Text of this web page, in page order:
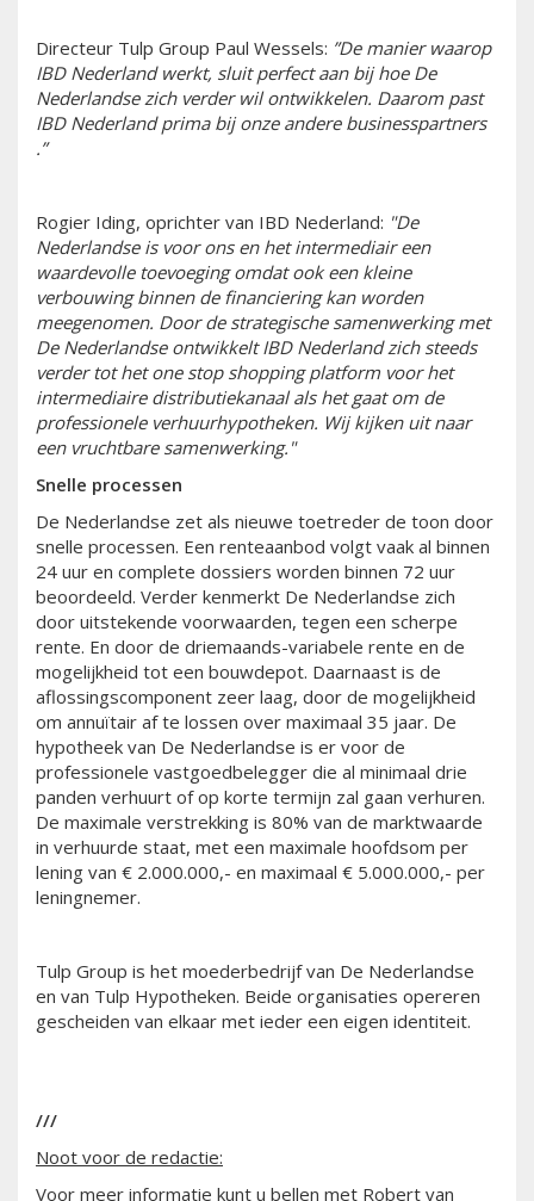
Directeur Tulp Group Paul Wessels: ”De manier waarop
IBD Nederland werkt, sluit perfect aan bij hoe De
Nederlandse zich verder wil ontwikkelen. Daarom past
IBD Nederland prima bij onze andere businesspartners
.”
Rogier Iding, oprichter van IBD Nederland: "De
Nederlandse is voor ons en het intermediair een
waardevolle toevoeging omdat ook een kleine
verbouwing binnen de financiering kan worden
meegenomen. Door de strategische samenwerking met
De Nederlandse ontwikkelt IBD Nederland zich steeds
verder tot het one stop shopping platform voor het
intermediaire distributiekanaal als het gaat om de
professionele verhuurhypotheken. Wij kijken uit naar
een vruchtbare samenwerking."
Snelle processen
De Nederlandse zet als nieuwe toetreder de toon door
snelle processen. Een renteaanbod volgt vaak al binnen
24 uur en complete dossiers worden binnen 72 uur
beoordeeld. Verder kenmerkt De Nederlandse zich
door uitstekende voorwaarden, tegen een scherpe
rente. En door de driemaands-variabele rente en de
mogelijkheid tot een bouwdepot. Daarnaast is de
aflossingscomponent zeer laag, door de mogelijkheid
om annuïtair af te lossen over maximaal 35 jaar. De
hypotheek van De Nederlandse is er voor de
professionele vastgoedbelegger die al minimaal drie
panden verhuurt of op korte termijn zal gaan verhuren.
De maximale verstrekking is 80% van de marktwaarde
in verhuurde staat, met een maximale hoofdsom per
lening van € 2.000.000,- en maximaal € 5.000.000,- per
leningnemer.
Tulp Group is het moederbedrijf van De Nederlandse
en van Tulp Hypotheken. Beide organisaties opereren
gescheiden van elkaar met ieder een eigen identiteit.
///
Noot voor de redactie:
Voor meer informatie kunt u bellen met Robert van